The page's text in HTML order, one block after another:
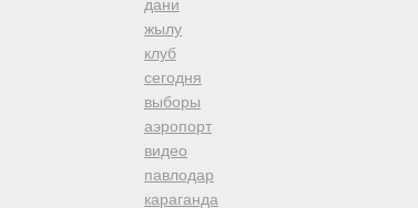
дани
жылу
клуб
сегодня
выборы
аэропорт
видео
павлодар
караганда